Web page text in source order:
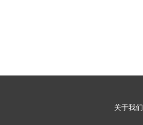
关于我们